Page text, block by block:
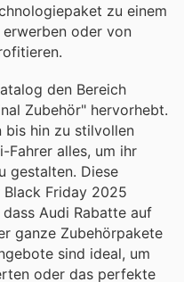
zu einem
oder von
den Bereich
Zubehör" hervorhebt.
bis hin zu stilvollen
Fahrer alles, um ihr
gestalten. Diese
Friday 2025
Audi Rabatte auf
ganze Zubehörpakete
sind ideal, um
oder das perfekte